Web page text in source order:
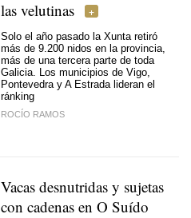
las velutinas
Solo el año pasado la Xunta retiró
más de 9.200 nidos en la provincia,
más de una tercera parte de toda
Galicia. Los municipios de Vigo,
Pontevedra y A Estrada lideran el
ránking
ROCÍO RAMOS
Vacas desnutridas y sujetas
con cadenas en O Suído